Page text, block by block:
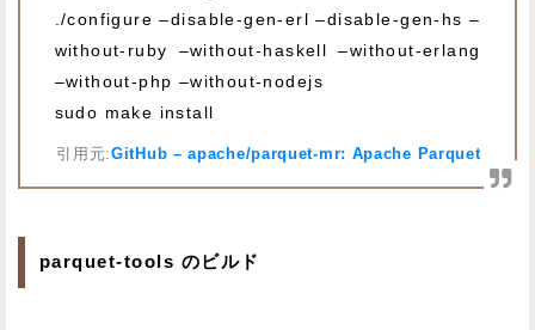
./configure –disable-gen-erl –disable-gen-hs –
without-ruby –without-haskell –without-erlang
–without-php –without-nodejs
sudo make install
引用元:GitHub – apache/parquet-mr: Apache Parquet
parquet-tools のビルド